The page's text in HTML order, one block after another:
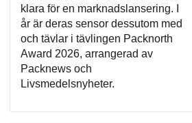
klara för en marknadslansering. I
år är deras sensor dessutom med
och tävlar i tävlingen Packnorth
Award 2026, arrangerad av
Packnews och
Livsmedelsnyheter.